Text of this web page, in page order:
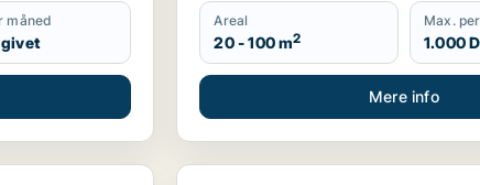
måned Areal
20 - 100 m2
Max.
1.000
Mere info